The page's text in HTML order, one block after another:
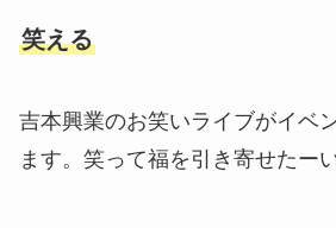
笑える
吉本興業のお笑いライブがイベ
ます。笑って福を引き寄せたーい